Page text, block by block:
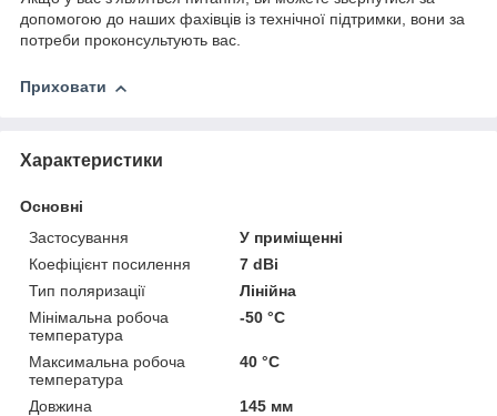
допомогою до наших фахівців із технічної підтримки, вони за
потреби проконсультують вас.
Приховати
Характеристики
Основні
Застосування
У приміщенні
Коефіцієнт посилення
7 dBi
Тип поляризації
Лінійна
Мінімальна робоча
температура
-50 °С
Максимальна робоча
температура
40 °С
Довжина
145 мм